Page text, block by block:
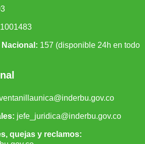
157 (disponible 24h en todo
jefe_juridica@inderbu.gov.co
quejas y reclamos: